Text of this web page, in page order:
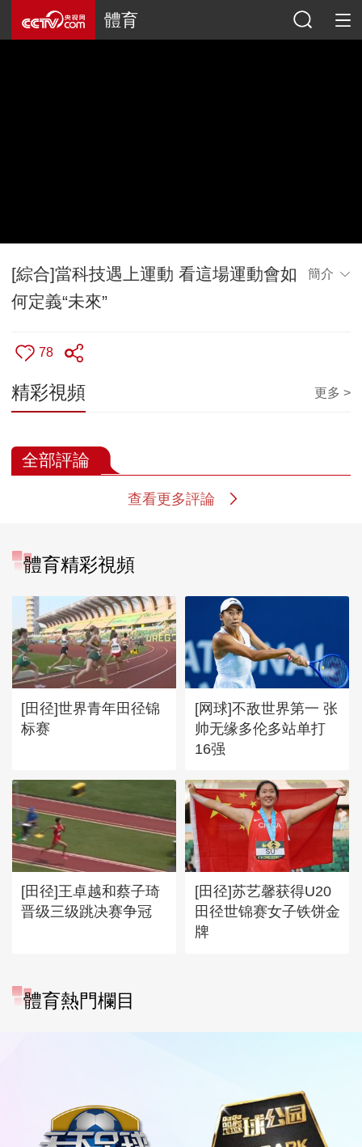
體育
[綜合]當科技遇上運動 看這場運動會如
何定義“未來”
簡介
78
精彩視頻 更多 >
全部評論
查看更多評論
體育精彩視頻
[田径]世界青年田径锦
标赛
[网球]不敌世界第一 张
帅无缘多伦多站单打
16强
[田径]王卓越和蔡子琦
晋级三级跳决赛争冠
[田径]苏艺馨获得U20
田径世锦赛女子铁饼金
牌
體育熱門欄目